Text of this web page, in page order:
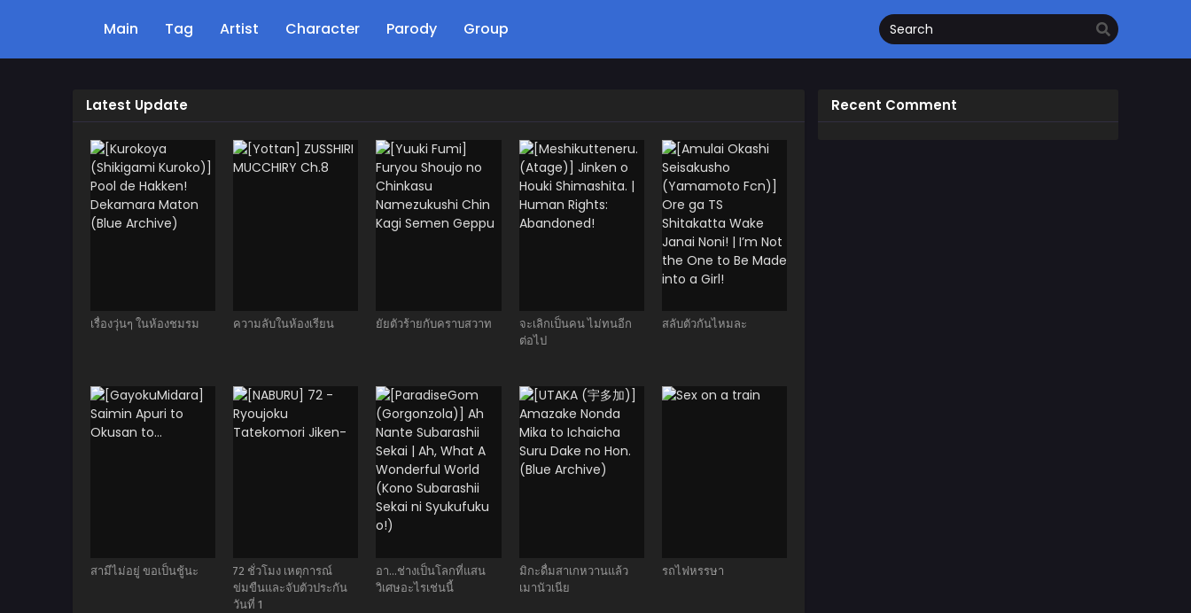
Main Tag Artist Character Parody Group
Latest Update
เรื่องวุ่นๆ ในห้องชมรม ความลับในห้องเรียน ยัยตัวร้ายกับคราบสวาท
จะเลิกเป็นคน ไม่ทนอีก
ต่อไป
สลับตัวกันไหมละ
สามีไม่อยู่ ขอเป็นชู้นะ
72 ชั่วโมง เหตุการณ์
ข่มขืนและจับตัวประกัน
วันที่ 1
อา...ช่างเป็นโลกที่แสน
วิเศษอะไรเช่นนี้
มิกะดื่มสาเกหวานแล้ว
เมานัวเนีย
รถไฟหรรษา
Recent Comment